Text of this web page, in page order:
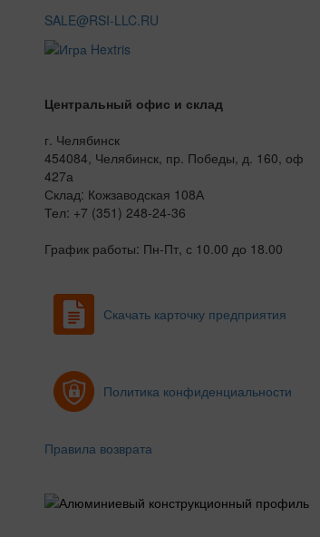
SALE@RSI-LLC.RU
Центральный офис и склад
г. Челябинск
454084, Челябинск, пр. Победы, д. 160, оф
427а
Склад: Кожзаводская 108А
Тел: +7 (351) 248-24-36
График работы: Пн-Пт, с 10.00 до 18.00
Скачать карточку предприятия
Политика конфиденциальности
Правила возврата